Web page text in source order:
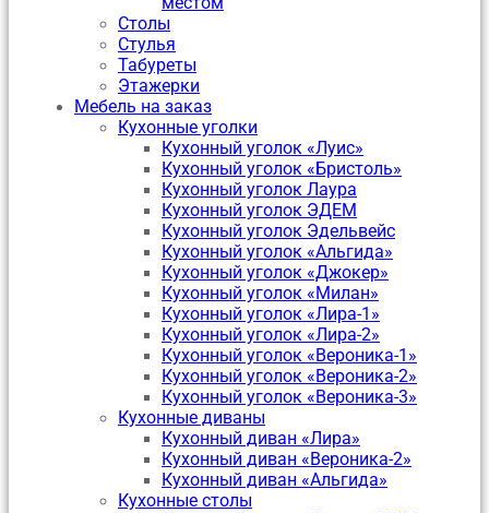
Столы
Стулья
Табуреты
Этажерки
Мебель на заказ
Кухонные уголки
Кухонный уголок «Луис»
Кухонный уголок «Бристоль»
Кухонный уголок Лаура
Кухонный уголок ЭДЕМ
Кухонный уголок Эдельвейс
Кухонный уголок «Альгида»
Кухонный уголок «Джокер»
Кухонный уголок «Милан»
Кухонный уголок «Лира-1»
Кухонный уголок «Лира-2»
Кухонный уголок «Вероника-1»
Кухонный уголок «Вероника-2»
Кухонный уголок «Вероника-3»
Кухонные диваны
Кухонный диван «Лира»
Кухонный диван «Вероника-2»
Кухонный диван «Альгида»
Кухонные столы